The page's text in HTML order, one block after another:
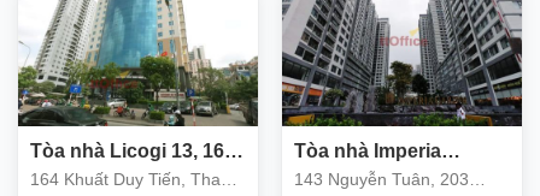
Tòa nhà Licogi 13, 164
Khuất Duy Tiến, Thanh
164 Khuất Duy Tiến, Thanh
Tòa nhà Imperia
Garden, Thanh Xuân
143 Nguyễn Tuân, 203